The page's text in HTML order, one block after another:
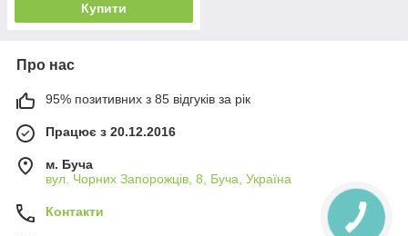
Купити
Про нас
95% позитивних з 85 відгуків за рік
Працює з 20.12.2016
м. Буча
вул. Чорних Запорожців, 8, Буча, Україна
Контакти